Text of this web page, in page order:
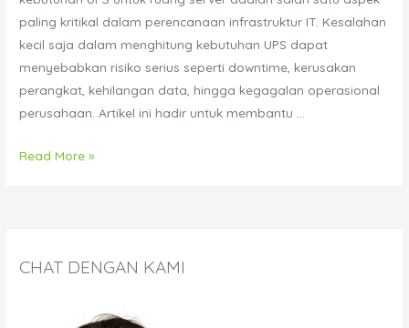
paling kritikal dalam perencanaan infrastruktur IT. Kesalahan
kecil saja dalam menghitung kebutuhan UPS dapat
menyebabkan risiko serius seperti downtime, kerusakan
perangkat, kehilangan data, hingga kegagalan operasional
perusahaan. Artikel ini hadir untuk membantu …
Cara
Ruang
Read More »
CHAT DENGAN KAMI